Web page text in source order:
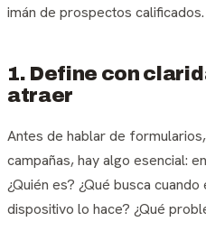
imán de prospectos calificados.
1. Define con
atraer
Antes de hablar de
campañas, hay algo esencial:
¿Quién es? ¿Qué busca
dispositivo lo hace? ¿Qué